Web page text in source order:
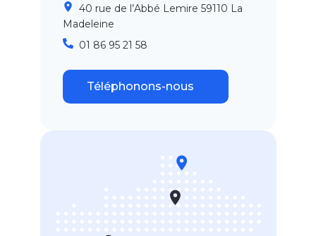
40 rue de l’Abbé Lemire 59110 La
Madeleine
01 86 95 21 58
Téléphonons-nous